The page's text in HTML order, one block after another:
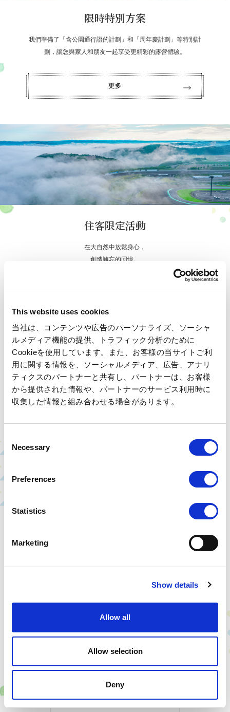
This website uses cookies
当社は、コンテンツや広告のパーソナライズ、ソーシャ
ルメディア機能の提供、トラフィック分析のために
Cookieを使用しています。また、お客様の当サイトご利
用に関する情報を、ソーシャルメディア、広告、アナリ
ティクスのパートナーと共有し、パートナーは、お客様
から提供された情報や、パートナーのサービス利用時に
収集した情報と組み合わせる場合があります。
Selection
Necessary
Preferences
Statistics
Marketing
Show details
Allow all
Allow selection
Deny
限時特別方案
我們準備了「含公園通行證的計劃」和「周年慶計劃」等特別計
劃，讓您與家人和朋友一起享受更精彩的露營體驗。
更多
住客限定活動
在大自然中放鬆身心，
創造難忘的回憶。
重新整理
充實的設施，讓您享受放鬆的時光
更多